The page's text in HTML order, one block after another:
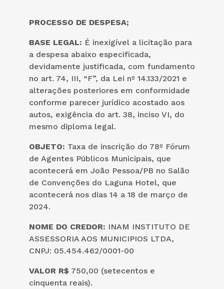
PROCESSO DE DESPESA;
BASE LEGAL: É inexigível a licitação para
a despesa abaixo especificada,
devidamente justificada, com fundamento
no art. 74, III, “F”, da Lei nº 14.133/2021 e
alterações posteriores em conformidade
conforme parecer jurídico acostado aos
autos, exigência do art. 38, inciso VI, do
mesmo diploma legal.
OBJETO: Taxa de inscrição do 78º Fórum
de Agentes Públicos Municipais, que
acontecerá em João Pessoa/PB no Salão
de Convenções do Laguna Hotel, que
acontecerá nos dias 14 a 18 de março de
2024.
NOME DO CREDOR: INAM INSTITUTO DE
ASSESSORIA AOS MUNICIPIOS LTDA,
CNPJ: 05.454.462/0001-00
VALOR R$ 750,00 (setecentos e
cinquenta reais).